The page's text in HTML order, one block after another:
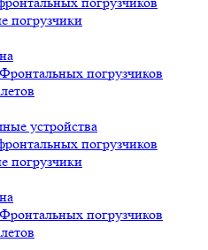
погрузчики
погрузчиков
устройства
погрузчиков
погрузчики
погрузчиков